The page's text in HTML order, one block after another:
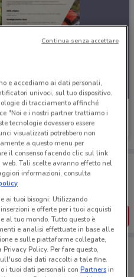
con te!
offerte dei negozi vicino a te,
lista del risparmio, comodamente
L’APP
Legionari
e accediamo ai dati personali,
univoci, sul tuo dispositivo.
di tracciamento affinché
"Noi e i nostri partner trattiamo i
tecnologie dovessero essere
visualizzati potrebbero non
a questo menu per
il consenso facendo clic sul link
Tali scelte avranno effetto nel
informazioni, consulta
ai tuoi bisogni: Utilizzando
e offerte per i tuoi acquisti
al tuo mondo. Tutto questo è
e analisi effettuate in base alle
e sulle piattaforme collegate,
Policy. Per fare questo,
dei dati raccolti a tale fine.
i tuoi dati personali conPartnersin
Continua senza accettare